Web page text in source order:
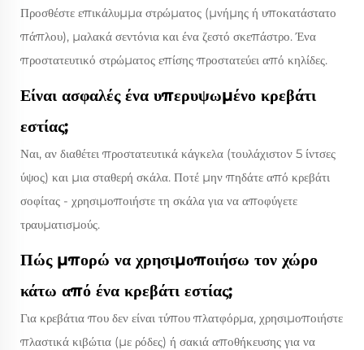
Προσθέστε επικάλυμμα στρώματος (μνήμης ή υποκατάστατο
πάπλου), μαλακά σεντόνια και ένα ζεστό σκεπάστρο. Ένα
προστατευτικό στρώματος επίσης προστατεύει από κηλίδες.
Είναι ασφαλές ένα υπερυψωμένο κρεβάτι
εστίας;
Ναι, αν διαθέτει προστατευτικά κάγκελα (τουλάχιστον 5 ίντσες
ύψος) και μια σταθερή σκάλα. Ποτέ μην πηδάτε από κρεβάτι
σοφίτας - χρησιμοποιήστε τη σκάλα για να αποφύγετε
τραυματισμούς.
Πώς μπορώ να χρησιμοποιήσω τον χώρο
κάτω από ένα κρεβάτι εστίας;
Για κρεβάτια που δεν είναι τύπου πλατφόρμα, χρησιμοποιήστε
πλαστικά κιβώτια (με ρόδες) ή σακιά αποθήκευσης για να